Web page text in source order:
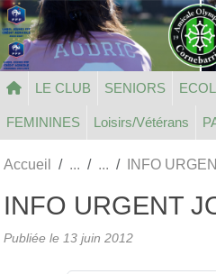
LE CLUB SENIORS
FEMININES Loisirs/Vétérans
Accueil INFO
INFO URGENT
Publiée le 13 juin 2012
Panneau de gestion des cookies